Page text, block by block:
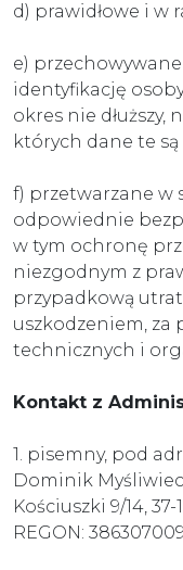
d) prawidłowe i w
e)
identyfikację
okres nie dłuższy,
których dane te
f) przetwarzane w
odpowiednie
w tym ochronę
niezgodnym z
przypadkową
uszkodzeniem,
technicznych i
Kontakt z
1. pisemny, pod
Dominik Myśliwiec
Kościuszki 9/14,
REGON: 386307009